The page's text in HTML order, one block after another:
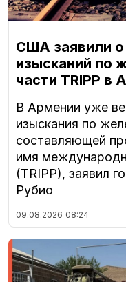
США заявили
изысканий по
части TRIPP в
В Армении уже
изыскания по
составляющей
имя
(TRIPP), заявил
Рубио
09.08.2026 08:24